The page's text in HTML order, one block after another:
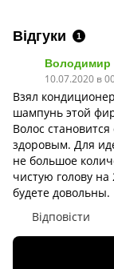
Відгуки 1
Володимир
10.07.2020 в
Взял
шампунь этой
Волос
здоровым. Для
не большое
чистую голову
будете довольны.
Відповісти